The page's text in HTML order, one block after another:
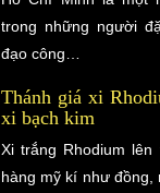
trong những người
đạo công…
Thánh giá xi
xi bạch kim
Xi trắng Rhodium lên
hàng mỹ kí như